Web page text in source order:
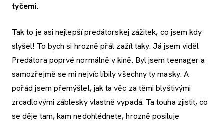
tyčemi.
Tak to je asi nejlepší predátorskej zážitek, co jsem kdy
slyšel! To bych si hrozně přál zažít taky. Já jsem viděl
Predátora poprvé normálně v kině. Byl jsem teenager a
samozřejmě se mi nejvíc líbily všechny ty masky. A
pořád jsem přemýšlel, jak ta věc za těmi blyštivými
zrcadlovými záblesky vlastně vypadá. Ta touha zjistit, co
se děje tam, kam nedohlédnete, hrozně posiluje